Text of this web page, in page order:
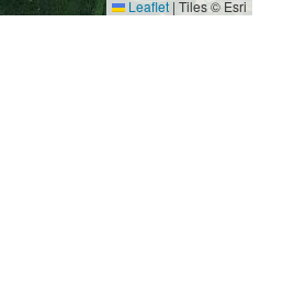
Leaflet | Tiles © Esri